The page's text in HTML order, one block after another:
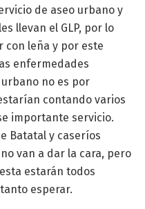
de aseo urbano y
llevan el GLP, por lo
con leña y por este
enfermedades
no es por
contando varios
importante servicio.
Batatal y caseríos
van a dar la cara, pero
estarán todos
esperar.